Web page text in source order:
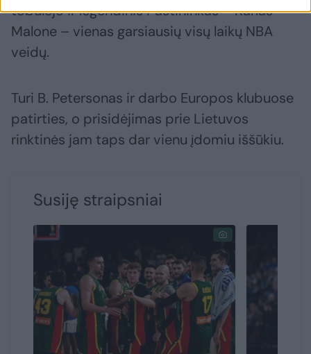
tobulėjo ir legendinis Paštininkas – Karlas
Malone – vienas garsiausių visų laikų NBA
veidų.
Turi B. Petersonas ir darbo Europos klubuose
patirties, o prisidėjimas prie Lietuvos
rinktinės jam taps dar vienu įdomiu iššūkiu.
Susiję straipsniai